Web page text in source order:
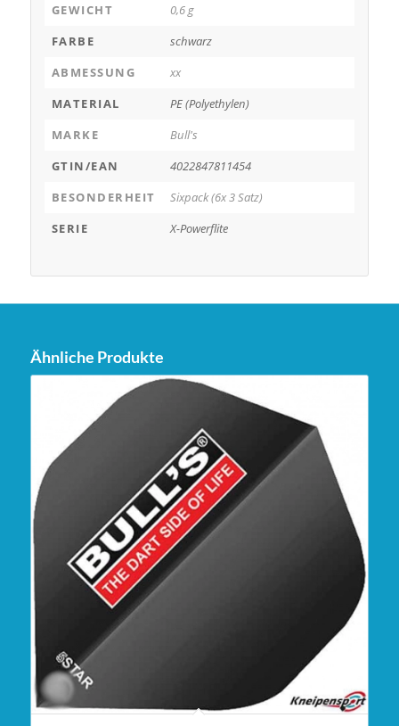
GEWICHT
0,6 g
FARBE
schwarz
ABMESSUNG
xx
MATERIAL
PE (Polyethylen)
MARKE
Bull's
GTIN/EAN
4022847811454
BESONDERHEIT
Sixpack (6x 3 Satz)
SERIE
X-Powerflite
Ähnliche Produkte